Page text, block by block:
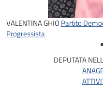
VALENTINA GHIO Partito
Progressista
DEPUTATA